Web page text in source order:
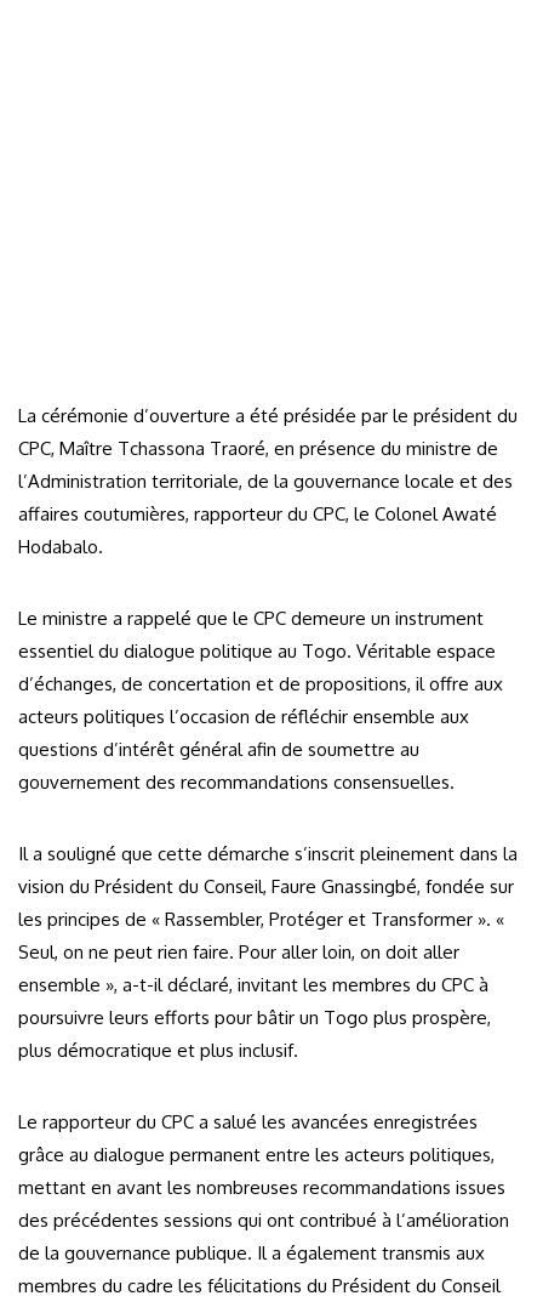
La cérémonie d’ouverture a été présidée par le président du
CPC, Maître Tchassona Traoré, en présence du ministre de
l’Administration territoriale, de la gouvernance locale et des
affaires coutumières, rapporteur du CPC, le Colonel Awaté
Hodabalo.
Le ministre a rappelé que le CPC demeure un instrument
essentiel du dialogue politique au Togo. Véritable espace
d’échanges, de concertation et de propositions, il offre aux
acteurs politiques l’occasion de réfléchir ensemble aux
questions d’intérêt général afin de soumettre au
gouvernement des recommandations consensuelles.
Il a souligné que cette démarche s’inscrit pleinement dans la
vision du Président du Conseil, Faure Gnassingbé, fondée sur
les principes de « Rassembler, Protéger et Transformer ». «
Seul, on ne peut rien faire. Pour aller loin, on doit aller
ensemble », a-t-il déclaré, invitant les membres du CPC à
poursuivre leurs efforts pour bâtir un Togo plus prospère,
plus démocratique et plus inclusif.
Le rapporteur du CPC a salué les avancées enregistrées
grâce au dialogue permanent entre les acteurs politiques,
mettant en avant les nombreuses recommandations issues
des précédentes sessions qui ont contribué à l’amélioration
de la gouvernance publique. Il a également transmis aux
membres du cadre les félicitations du Président du Conseil